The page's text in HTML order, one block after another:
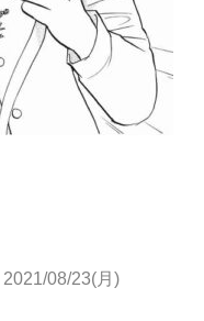
2021/08/23(月)